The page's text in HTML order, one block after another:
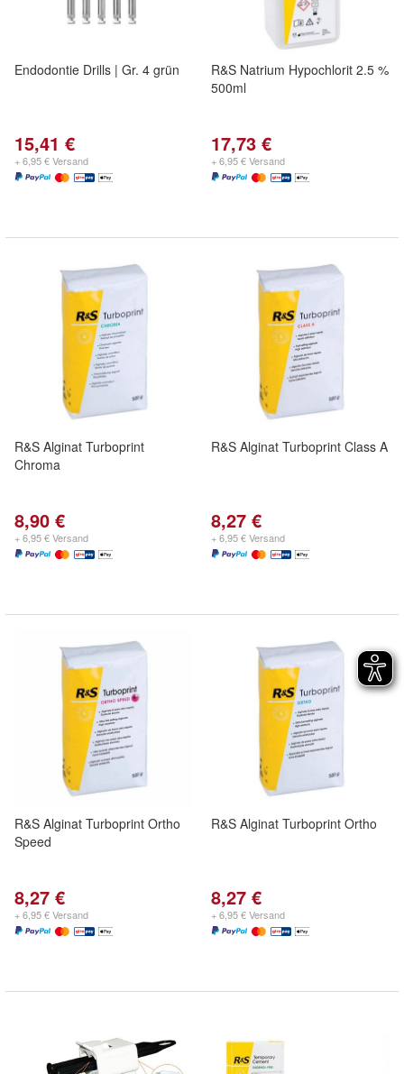
Endodontie Drills | Gr. 4 grün
15,41 €
+ 6,95 € Versand
R&S Natrium Hypochlorit 2.5 %
500ml
17,73 €
+ 6,95 € Versand
R&S Alginat Turboprint
Chroma
8,90 €
+ 6,95 € Versand
R&S Alginat Turboprint Class A
8,27 €
+ 6,95 € Versand
R&S Alginat Turboprint Ortho
Speed
8,27 €
+ 6,95 € Versand
R&S Alginat Turboprint Ortho
8,27 €
+ 6,95 € Versand